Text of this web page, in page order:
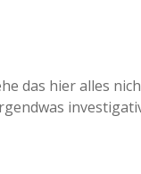
das hier alles